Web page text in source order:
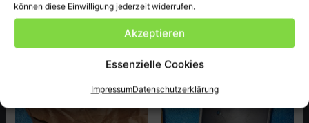
können diese Einwilligung jederzeit widerrufen.
Akzeptieren
Essenzielle Cookies
ImpressumDatenschutzerklärung